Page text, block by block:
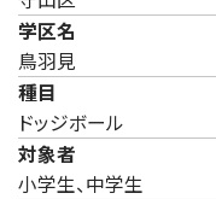
学区名
鳥羽見
種目
ドッジボール
対象者
小学生、中学生